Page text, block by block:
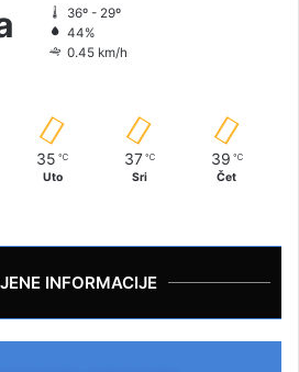
36º - 29º
44%
0.45 km/h
35 ℃
Uto
37 ℃
Sri
39 ℃
Čet
INFORMACIJE